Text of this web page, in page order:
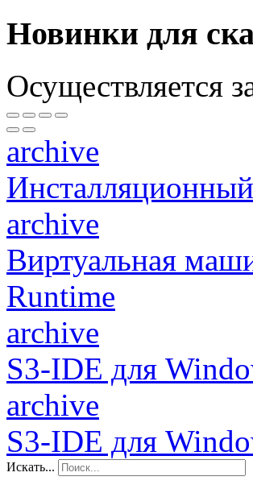
Новинки для
Осуществляется
archive
archive
Виртуальная
Runtime
archive
S3-IDE для
archive
S3-IDE для
Искать...